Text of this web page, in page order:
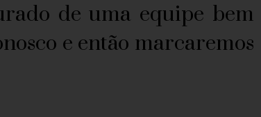
de uma equipe bem
e então marcaremos